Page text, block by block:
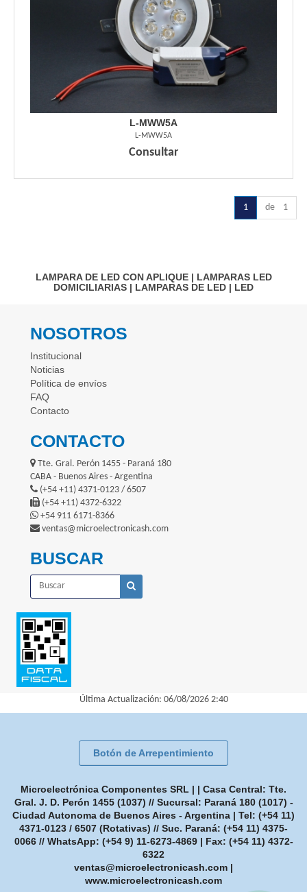
L-MWW5A
L-MWW5A
Consultar
1 de 1
LAMPARA DE LED CON APLIQUE| LAMPARAS LED
DOMICILIARIAS | LAMPARAS DE LED | LED
NOSOTROS
Institucional
Noticias
Política de envíos
FAQ
Contacto
CONTACTO
Tte. Gral. Perón 1455 - Paraná 180
CABA - Buenos Aires - Argentina
(+54 +11) 4371-0123 / 6507
(+54 +11) 4372-6322
+54 911 6171-8366
ventas@microelectronicash.com
BUSCAR
Última Actualización: 06/08/2026 2:40
Botón de Arrepentimiento
Microelectrónica Componentes SRL | | Casa Central: Tte.
Gral. J. D. Perón 1455 (1037) // Sucursal: Paraná 180 (1017) -
Ciudad Autonoma de Buenos Aires - Argentina | Tel: (+54 11)
4371-0123 / 6507 (Rotativas) // Suc. Paraná: (+54 11) 4375-
0066 // WhatsApp: (+54 9) 11-6273-4869| Fax: (+54 11) 4372-
6322
ventas@microelectronicash.com |
www.microelectronicash.com